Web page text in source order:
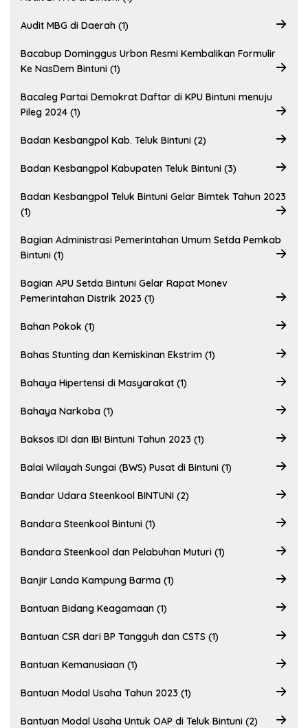
Audit MBG di Daerah (1)
Bacabup Dominggus Urbon Resmi Kembalikan Formulir
Ke NasDem Bintuni (1)
Bacaleg Partai Demokrat Daftar di KPU Bintuni menuju
Pileg 2024 (1)
Badan Kesbangpol Kab. Teluk Bintuni (2)
Badan Kesbangpol Kabupaten Teluk Bintuni (3)
Badan Kesbangpol Teluk Bintuni Gelar Bimtek Tahun 2023
(1)
Bagian Administrasi Pemerintahan Umum Setda Pemkab
Bintuni (1)
Bagian APU Setda Bintuni Gelar Rapat Monev
Pemerintahan Distrik 2023 (1)
Bahan Pokok (1)
Bahas Stunting dan Kemiskinan Ekstrim (1)
Bahaya Hipertensi di Masyarakat (1)
Bahaya Narkoba (1)
Baksos IDI dan IBI Bintuni Tahun 2023 (1)
Balai Wilayah Sungai (BWS) Pusat di Bintuni (1)
Bandar Udara Steenkool BINTUNI (2)
Bandara Steenkool Bintuni (1)
Bandara Steenkool dan Pelabuhan Muturi (1)
Banjir Landa Kampung Barma (1)
Bantuan Bidang Keagamaan (1)
Bantuan CSR dari BP Tangguh dan CSTS (1)
Bantuan Kemanusiaan (1)
Bantuan Modal Usaha Tahun 2023 (1)
Bantuan Modal Usaha Untuk OAP di Teluk Bintuni (2)